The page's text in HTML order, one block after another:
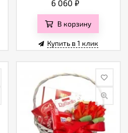
6 060 ₽
В корзину
Купить в 1 клик